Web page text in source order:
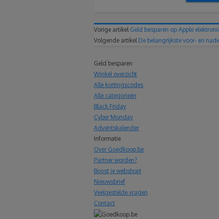
Vorige artikel Geld besparen op Apple
Volgende artikel De belangrijkste voor- en
Geld besparen
Winkel overzicht
Alle kortingscodes
Alle categorieën
Black Friday
Cyber Monday
Adventskalender
Informatie
Over Goedkoop.be
Partner worden?
Boost je webshop!
Nieuwsbrief
Veelgestelde vragen
Contact